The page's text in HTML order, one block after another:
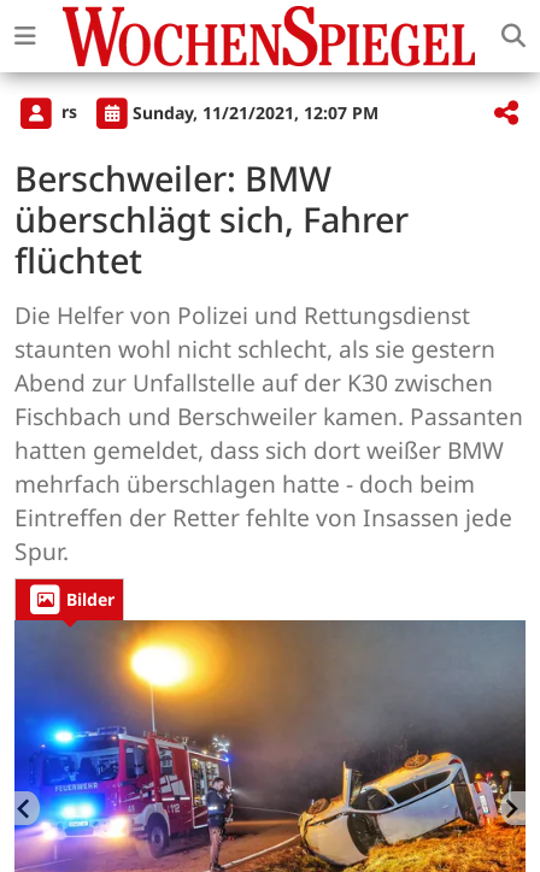
rs Sunday, 11/21/2021, 12:07 PM
Berschweiler: BMW
überschlägt sich, Fahrer
flüchtet
Die Helfer von Polizei und Rettungsdienst
staunten wohl nicht schlecht, als sie gestern
Abend zur Unfallstelle auf der K30 zwischen
Fischbach und Berschweiler kamen. Passanten
hatten gemeldet, dass sich dort weißer BMW
mehrfach überschlagen hatte - doch beim
Eintreffen der Retter fehlte von Insassen jede
Spur.
Bilder